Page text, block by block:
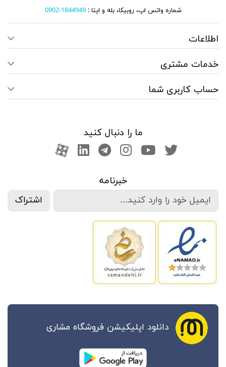
شماره واتس اپ، روبیکا، بله و ایتا : 1844949-0902
اطلاعات
خدمات مشتری
حساب کاربری شما
ما را دنبال کنید
صفحه تویتر
کانال یوتوب
اینستاگرام
کانال تلگرام
کانال لینکدین
آپارات
خبرنامه
اشتراک
دانلود اپلیکیشن فروشگاه مشاری